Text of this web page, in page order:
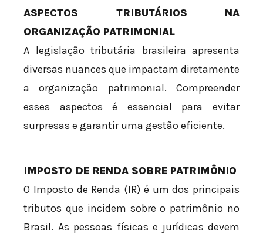
ASPECTOS TRIBUTÁRIOS NA
ORGANIZAÇÃO PATRIMONIAL
A legislação tributária brasileira apresenta
diversas nuances que impactam diretamente
a organização patrimonial. Compreender
esses aspectos é essencial para evitar
surpresas e garantir uma gestão eficiente.
IMPOSTO DE RENDA SOBRE PATRIMÔNIO
O Imposto de Renda (IR) é um dos principais
tributos que incidem sobre o patrimônio no
Brasil. As pessoas físicas e jurídicas devem